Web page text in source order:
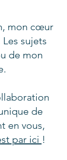
mon cœur
sujets
de mon
de
en vous,
par ici !